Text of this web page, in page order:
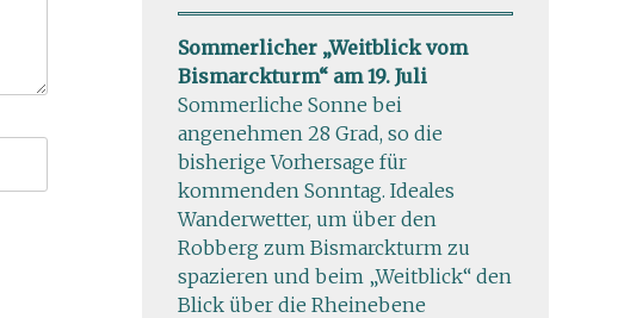
Sommerlicher „Weitblick vom
Bismarckturm“ am 19. Juli
Sommerliche Sonne bei
angenehmen 28 Grad, so die
bisherige Vorhersage für
kommenden Sonntag. Ideales
Wanderwetter, um über den
Robberg zum Bismarckturm zu
spazieren und beim „Weitblick“ den
Blick über die Rheinebene